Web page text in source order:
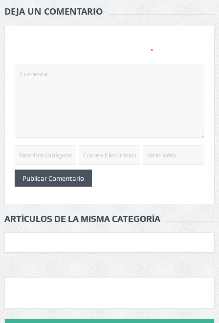
DEJA UN COMENTARIO
*
ARTÍCULOS DE LA MISMA CATEGORÍA